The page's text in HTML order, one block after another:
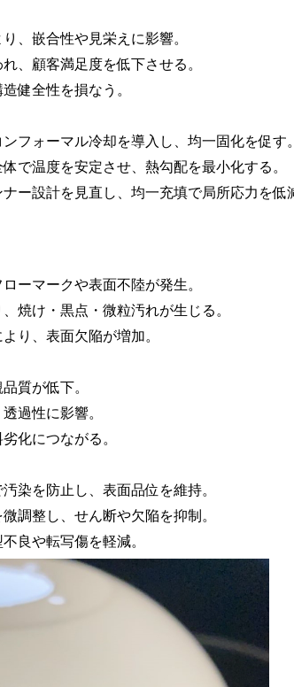
、嵌合性や見栄えに影響。
、顧客満足度を低下させる。
健全性を損なう。
フォーマル冷却を導入し、均一固化を促す。
で温度を安定させ、熱勾配を最小化する。
ー設計を見直し、均一充填で局所応力を低
ーマークや表面不陸が発生。
焼け・黒点・微粒汚れが生じる。
り、表面欠陥が増加。
質が低下。
過性に影響。
化につながる。
染を防止し、表面品位を維持。
調整し、せん断や欠陥を抑制。
良や転写傷を軽減。